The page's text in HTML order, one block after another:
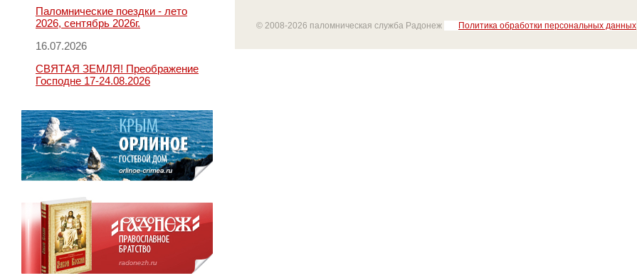
Паломнические поездки - лето
2026, сентябрь 2026г.
16.07.2026
СВЯТАЯ ЗЕМЛЯ! Преображение
Господне 17-24.08.2026
© 2008-2026 паломническая служба Радонеж Политика обработки персональных данных